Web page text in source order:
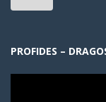
PROFIDES –